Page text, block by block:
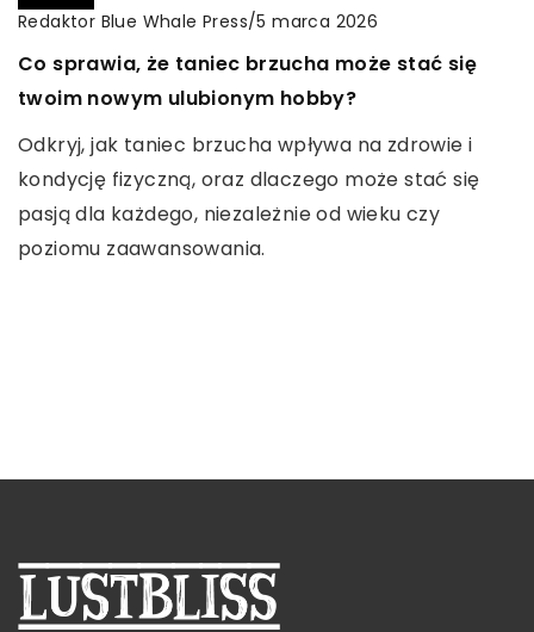
lustbliss/ 29 marca 2023
Jak dbać o utrzymanie zbilansowanej diety?
Żywienie odgrywa kluczową rolę w prawidłowym
funkcjonowaniu organizmu. Dla utrzymania
zdrowia oraz dobrej sylwetki niezbędna jest
zbilansowana dieta. Poznaj, jakie […]
Redaktor Blue Whale Press/5 marca 2026
Co sprawia, że taniec brzucha może stać się
twoim nowym ulubionym hobby?
Odkryj, jak taniec brzucha wpływa na zdrowie i
kondycję fizyczną, oraz dlaczego może stać się
pasją dla każdego, niezależnie od wieku czy
poziomu zaawansowania.
INNE
Redaktor Blue Whale Press/2 czerwca 2025
Jak animowane logo może zwiększyć
rozpoznawalność marki i zaangażowanie
klientów
Odkryj, jak animowane logo może wzbogacić